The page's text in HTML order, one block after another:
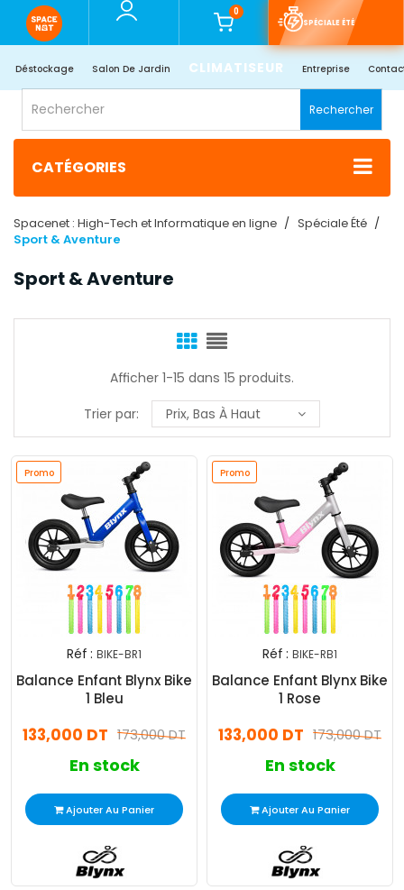
0
SPÉCIALE ÉTÉ
Déstockage Salon De Jardin CLIMATISEUR Entreprise
Rechercher
CATÉGORIES
Spacenet : High-Tech et Informatique en ligne
Spéciale Été
Sport & Aventure
Sport & Aventure
Afficher 1-15 dans 15 produits.
Trier par:
Prix, Bas À Haut
Promo
Réf : BIKE-BR1
Balance Enfant Blynx Bike
1 Bleu
173,000 DT
133,000 DT
En stock
Ajouter Au Panier
Promo
Réf : BIKE-RB1
Balance Enfant Blynx Bike
1 Rose
173,000 DT
133,000 DT
En stock
Ajouter Au Panier